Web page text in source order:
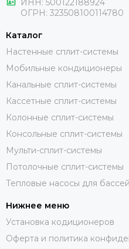
ИНН: 500122188924
ОГРН: 323508100114780
Каталог
Настенные сплит-системы
Мобильные кондиционеры
Канальные сплит-системы
Кассетные сплит-системы
Колонные сплит-системы
Консольные сплит-системы
Мульти-сплит-системы
Потолочные сплит-системы
Тепловые насосы для
Нижнее меню
Установка кодиционеров
Оферта и политика